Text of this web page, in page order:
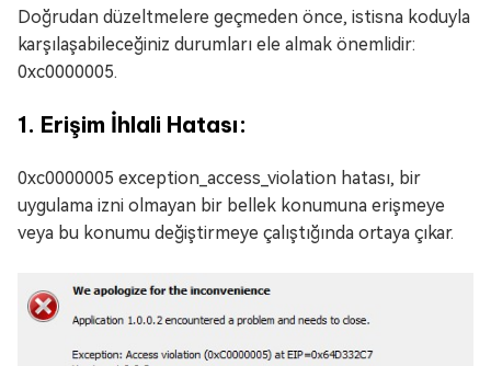
Doğrudan düzeltmelere geçmeden önce, istisna koduyla
karşılaşabileceğiniz durumları ele almak önemlidir:
0xc0000005.
1. Erişim İhlali Hatası:
0xc0000005 exception_access_violation hatası, bir
uygulama izni olmayan bir bellek konumuna erişmeye
veya bu konumu değiştirmeye çalıştığında ortaya çıkar.